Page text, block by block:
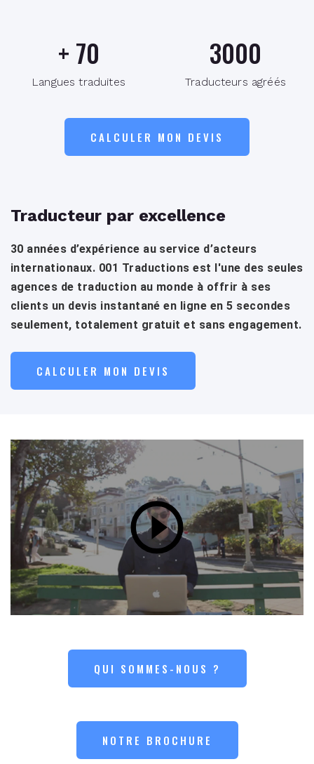
+ 70
Langues traduites
3000
Traducteurs agréés
CALCULER MON DEVIS
Traducteur par excellence
30 années d’expérience au service d’acteurs
internationaux. 001 Traductions est l'une des seules
agences de traduction au monde à offrir à ses
clients un devis instantané en ligne en 5 secondes
seulement, totalement gratuit et sans engagement.
CALCULER MON DEVIS
QUI SOMMES-NOUS ?
NOTRE BROCHURE